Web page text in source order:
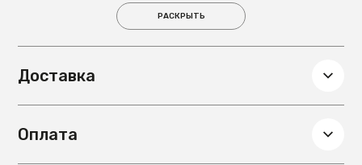
Россия
Материал ножек
Вес, кг
РАСКРЫТЬ
Доставка
Оплата